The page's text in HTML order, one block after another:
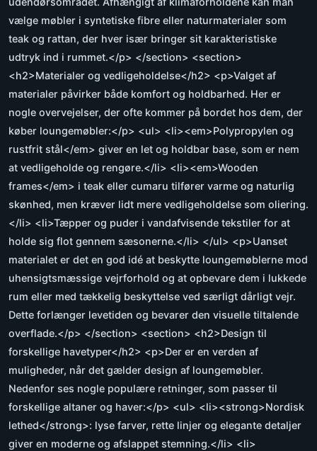
vælge møbler i syntetiske fibre eller naturmaterialer som
teak og rattan, der hver især bringer sit karakteristiske
udtryk ind i rummet.</p> </section> <section>
<h2>Materialer og vedligeholdelse</h2> <p>Valget af
materialer påvirker både komfort og holdbarhed. Her er
nogle overvejelser, der ofte kommer på bordet hos dem, der
køber loungemøbler:</p> <ul> <li><em>Polypropylen og
rustfrit stål</em> giver en let og holdbar base, som er nem
at vedligeholde og rengøre.</li> <li><em>Wooden
frames</em> i teak eller cumaru tilfører varme og naturlig
skønhed, men kræver lidt mere vedligeholdelse som oliering.
</li> <li>Tæpper og puder i vandafvisende tekstiler for at
holde sig flot gennem sæsonerne.</li> </ul> <p>Uanset
materialet er det en god idé at beskytte loungemøblerne mod
uhensigtsmæssige vejrforhold og at opbevare dem i lukkede
rum eller med tækkelig beskyttelse ved særligt dårligt vejr.
Dette forlænger levetiden og bevarer den visuelle tiltalende
overflade.</p> </section> <section> <h2>Design til
forskellige havetyper</h2> <p>Der er en verden af
muligheder, når det gælder design af loungemøbler.
Nedenfor ses nogle populære retninger, som passer til
forskellige altaner og haver:</p> <ul> <li><strong>Nordisk
lethed</strong>: lyse farver, rette linjer og elegante detaljer
giver en moderne og afslappet stemning.</li> <li>